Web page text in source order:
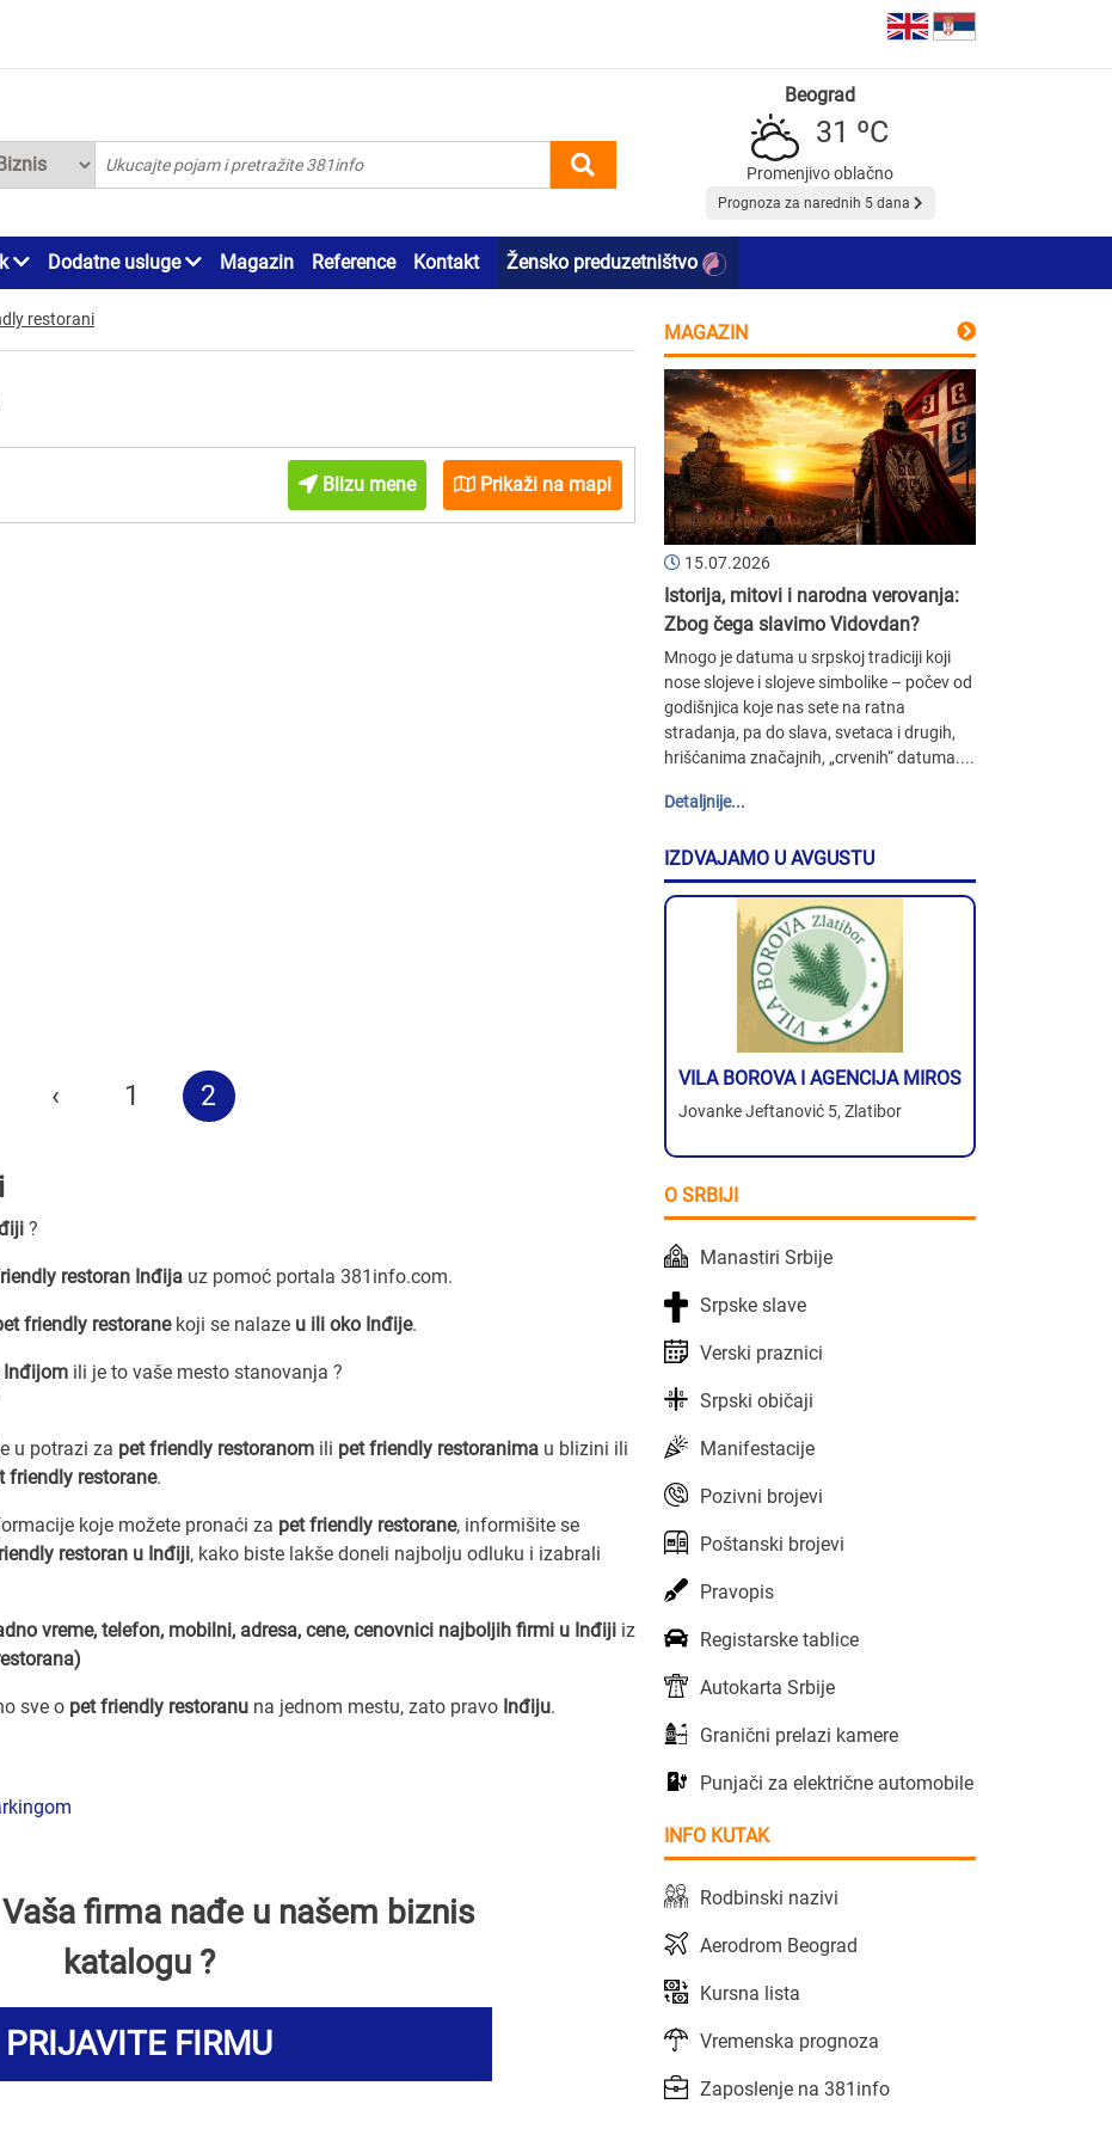
Beograd
31 ºC
Promenjivo oblačno
Prognoza za narednih 5 dana
Dodatne usluge Magazin Reference Kontakt Žensko preduzetništvo
restorani
Blizu mene Prikaži na mapi
‹ 1 2
?
restoran Inđija uz pomoć portala 381info.com.
friendly restoranekoji se nalaze u ili oko Inđije.
Inđijom ili je to vaše mesto stanovanja ?
u potrazi za pet friendly restoranom ili pet friendly restoranima u blizini ili
friendly restorane.
koje možete pronaći za pet friendly restorane, informišite se
restoran u Inđiji, kako biste lakše doneli najbolju odluku i izabrali
vreme, telefon, mobilni, adresa, cene, cenovnici najboljih firmi u Inđiji iz
sve o pet friendly restoranu na jednom mestu, zato pravo Inđiju.
firma nađe u našem biznis
katalogu ?
PRIJAVITE FIRMU
MAGAZIN
15.07.2026
Istorija, mitovi i narodna verovanja:
Zbog čega slavimo Vidovdan?
Mnogo je datuma u srpskoj tradiciji koji
nose slojeve i slojeve simbolike – počev od
godišnjica koje nas sete na ratna
stradanja, pa do slava, svetaca i drugih,
hrišćanima značajnih, „crvenih“ datuma....
Detaljnije...
IZDVAJAMO U AVGUSTU
VILA BOROVA I AGENCIJA MIROS
Jovanke Jeftanović 5, Zlatibor
O SRBIJI
Manastiri Srbije
Srpske slave
Verski praznici
Srpski običaji
Manifestacije
Pozivni brojevi
Poštanski brojevi
Pravopis
Registarske tablice
Autokarta Srbije
Granični prelazi kamere
Punjači za električne automobile
INFO KUTAK
Rodbinski nazivi
Aerodrom Beograd
Kursna lista
Vremenska prognoza
Zaposlenje na 381info